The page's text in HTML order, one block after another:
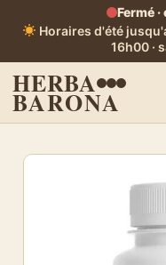
Fermé
Horaires d'été
16h00 ·
HERBA
BARONA